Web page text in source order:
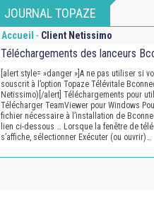
JOURNAL TOPAZE
Accueil - Client Netissimo
Téléchargements des lanceurs
[alert style= »danger »]A ne pas utiliser si
souscrit à l’option Topaze Télévitale
Netissimo)[/alert] Téléchargements pour
Télécharger TeamViewer pour Windows
fichier nécessaire à l’installation de
lien ci-dessous … Lorsque la fenêtre de
s’affiche, sélectionner Exécuter (ou ouvrir)…